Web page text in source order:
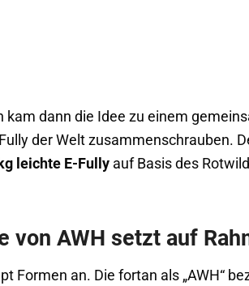
kam dann die Idee zu einem
der Welt zusammenschrauben.
leichte E-Fully auf Basis des
von AWH setzt auf
Formen an. Die fortan als „AWH“